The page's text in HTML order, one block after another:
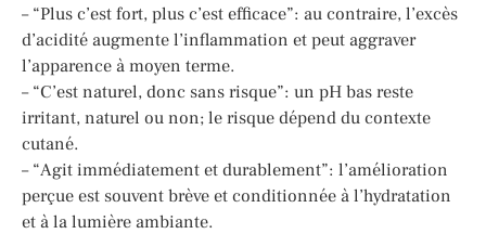
– “Plus c’est fort, plus c’est efficace”: au contraire, l’excès
d’acidité augmente l’inflammation et peut aggraver
l’apparence à moyen terme.
– “C’est naturel, donc sans risque”: un pH bas reste
irritant, naturel ou non; le risque dépend du contexte
cutané.
– “Agit immédiatement et durablement”: l’amélioration
perçue est souvent brève et conditionnée à l’hydratation
et à la lumière ambiante.